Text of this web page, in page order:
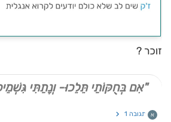
זוכר ?
"אִם בְּחֻקּוֹתַי תֵּלֵכוּ- וְנָתַתִּי
א תגובה 1